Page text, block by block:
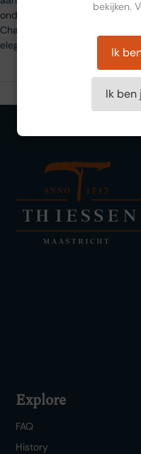
onderscheidingen heeft
Chardonnay, zijn geliefd om
elegantie, en worden
Explore
FAQ
History
bekijken.
Ik
Ik ben